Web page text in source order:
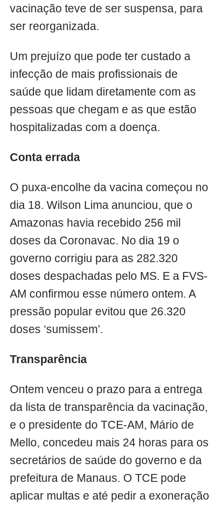
vacinação teve de ser suspensa, para
ser reorganizada.
Um prejuízo que pode ter custado a
infecção de mais profissionais de
saúde que lidam diretamente com as
pessoas que chegam e as que estão
hospitalizadas com a doença.
Conta errada
O puxa-encolhe da vacina começou no
dia 18. Wilson Lima anunciou, que o
Amazonas havia recebido 256 mil
doses da Coronavac. No dia 19 o
governo corrigiu para as 282.320
doses despachadas pelo MS. E a FVS-
AM confirmou esse número ontem. A
pressão popular evitou que 26.320
doses ‘sumissem’.
Transparência
Ontem venceu o prazo para a entrega
da lista de transparência da vacinação,
e o presidente do TCE-AM, Mário de
Mello, concedeu mais 24 horas para os
secretários de saúde do governo e da
prefeitura de Manaus. O TCE pode
aplicar multas e até pedir a exoneração